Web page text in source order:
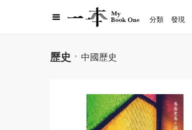
歷史 中國歷史
分類 發現